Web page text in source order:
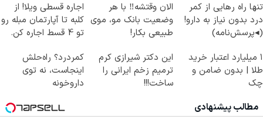
تنها راه رهایی از کمر
درد بدون نیاز به دارو!
(◂پرسش‌نامه)
الان وقتشه‼️ با هر
وضعیت بانک مو، موی
طبیعی بکار!
اجاره‌ قسطی ویلا! از
کلبه تا آپارتمان مبله رو
تو 4 قسط اجاره کن.
۱ میلیارد اعتبار خرید
طلا | بدون ضامن و
چک
این دکتر شیرازی کرم
ترمیم زخم ایرانی را
ساخت!!!
کمردرد؟ راه‌حلش
اینجاست، نه توی
داروخونه
مطالب پیشنهادی